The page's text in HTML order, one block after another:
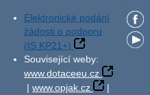
Elektronické podání
žádosti o podporu
(IS KP21+)
Související weby:
www.dotaceeu.cz
| www.opjak.cz
|